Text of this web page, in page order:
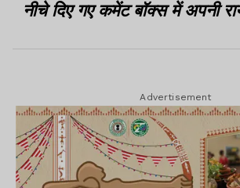
नीचे दिए गए कमेंट बॉक्स में अपनी
Advertisement